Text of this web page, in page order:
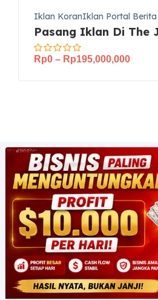
Iklan KoranIklan Portal Berita
Pasang Iklan Di The
Rp0 – Rp195,000,000